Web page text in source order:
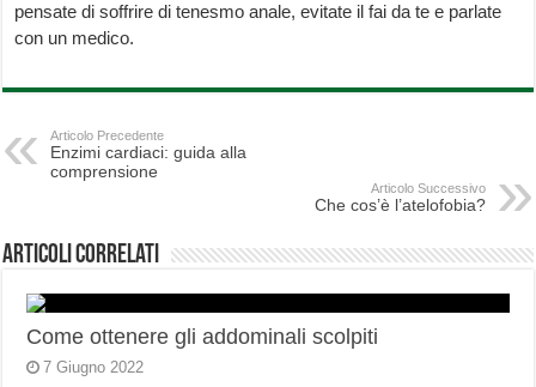
pensate di soffrire di tenesmo anale, evitate il fai da te e parlate
con un medico.
Articolo Precedente
Enzimi cardiaci: guida alla
comprensione
Articolo Successivo
Che cos’è l’atelofobia?
Articoli correlati
Come ottenere gli addominali scolpiti
7 Giugno 2022